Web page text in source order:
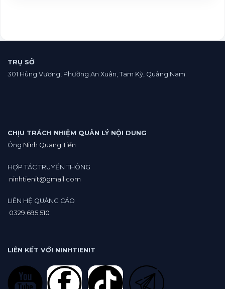
crypto.
TRỤ SỞ
301 Hùng Vương, Phường An Xuân, Tam Kỳ, Quảng Nam
CHỊU TRÁCH NHIỆM QUẢN LÝ NỘI DUNG
Ông Ninh Quang Tiến
HỢP TÁC TRUYỀN THÔNG
ninhtienit@gmail.com
LIÊN HỆ QUẢNG CÁO
0329.695.510
LIÊN KẾT VỚI NINHTIENIT